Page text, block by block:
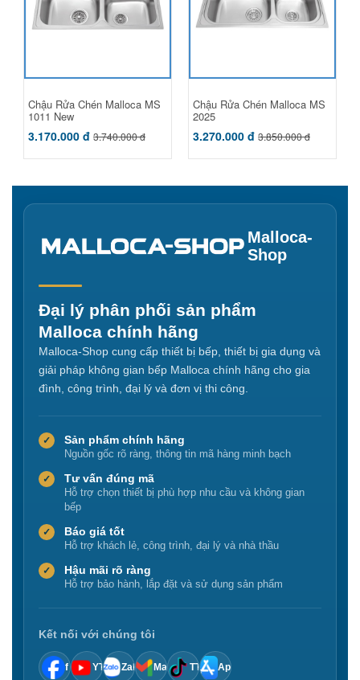
Chậu Rửa Chén Malloca MS
1011 New
3.170.000 đ 3.740.000 đ
Chậu Rửa Chén Malloca MS
2025
3.270.000 đ 3.850.000 đ
Malloca-
Shop
Đại lý phân phối sản phẩm
Malloca chính hãng
Malloca-Shop cung cấp thiết bị bếp, thiết bị gia dụng và
giải pháp không gian bếp Malloca chính hãng cho gia
đình, công trình, đại lý và đơn vị thi công.
✓ Sản phẩm chính hãng
Nguồn gốc rõ ràng, thông tin mã hàng minh bạch
✓ Tư vấn đúng mã
Hỗ trợ chọn thiết bị phù hợp nhu cầu và không gian
bếp
✓ Báo giá tốt
Hỗ trợ khách lẻ, công trình, đại lý và nhà thầu
✓ Hậu mãi rõ ràng
Hỗ trợ bảo hành, lắp đặt và sử dụng sản phẩm
Kết nối với chúng tôi
f YT Zalo Mail TT App